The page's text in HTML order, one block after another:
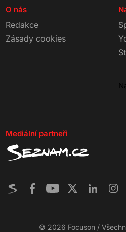
O nás
Redakce
Zásady cookies
Mediální partneři
© 2026 Focuson /